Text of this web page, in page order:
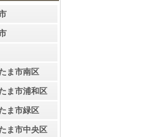
ま市南区
ま市浦和区
ま市緑区
ま市中央区